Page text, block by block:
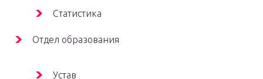
Статистика
Отдел образования
Устав